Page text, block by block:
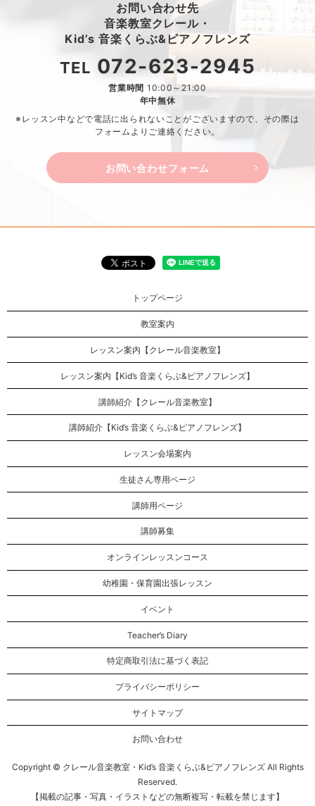
お問い合わせ先
音楽教室クレール・
Kid’s 音楽くらぶ&ピアノフレンズ
TEL 072-623-2945
営業時間 10:00～21:00
年中無休
※レッスン中などで電話に出られないことがございますので、 その際は
フォームよりご連絡ください。
お問い合わせフォーム
トップページ
教室案内
レッスン案内【クレール音楽教室】
レッスン案内【Kid’s 音楽くらぶ&ピアノフレンズ】
講師紹介【クレール音楽教室】
講師紹介【Kid’s 音楽くらぶ&ピアノフレンズ】
レッスン会場案内
生徒さん専用ページ
講師用ページ
講師募集
オンラインレッスンコース
幼稚園・保育園出張レッスン
イベント
Teacher’s Diary
特定商取引法に基づく表記
プライバシーポリシー
サイトマップ
お問い合わせ
Copyright © クレール音楽教室・Kid’s 音楽くらぶ&ピアノフレンズ All Rights
Reserved.
【掲載の記事・写真・イラストなどの無断複写・転載を禁じます】